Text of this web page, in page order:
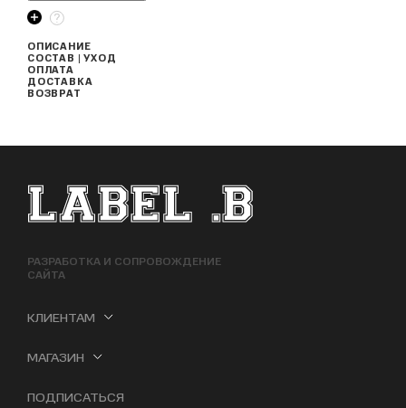
ОПИСАНИЕ
СОСТАВ | УХОД
ОПЛАТА
ДОСТАВКА
ВОЗВРАТ
ФУТЕР САЙТА
РАЗРАБОТКА И СОПРОВОЖДЕНИЕ
САЙТА
КЛИЕНТАМ
МАГАЗИН
ПОДПИСАТЬСЯ